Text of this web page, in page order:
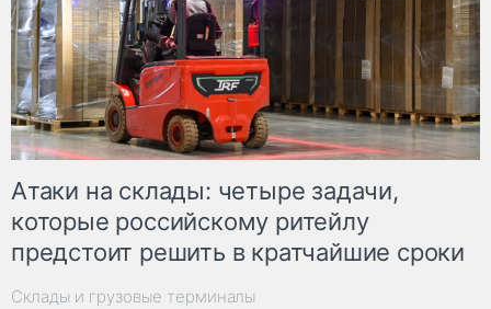
Атаки на склады: четыре задачи,
которые российскому ритейлу
предстоит решить в кратчайшие сроки
Склады и грузовые терминалы